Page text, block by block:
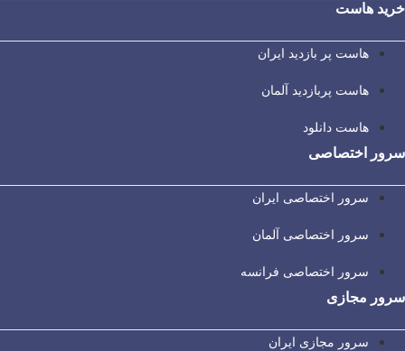
خرید هاست
هاست پر بازدید ایران
هاست پربازدید آلمان
هاست دانلود
سرور اختصاصی
سرور اختصاصی ایران
سرور اختصاصی آلمان
سرور اختصاصی فرانسه
سرور مجازی
سرور مجازی ایران